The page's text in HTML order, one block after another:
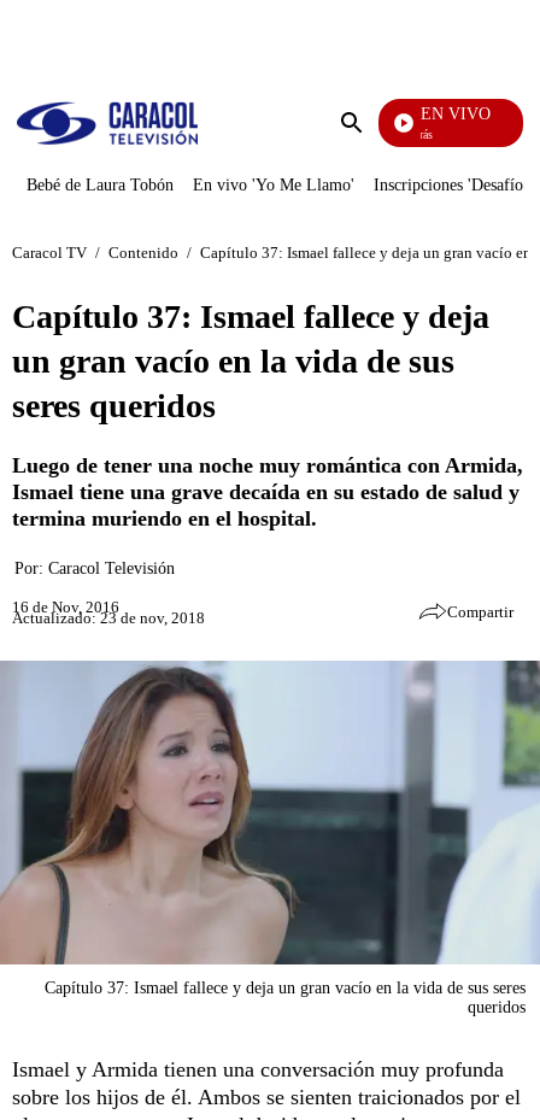
Enviar
EN VIVO
También Caerás
Bebé de Laura Tobón En vivo 'Yo Me Llamo' Inscripciones 'Desafío'
Caracol TV / Contenido / Capítulo 37: Ismael fallece y deja un gran vacío en
Capítulo 37: Ismael fallece y deja
un gran vacío en la vida de sus
seres queridos
Luego de tener una noche muy romántica con Armida,
Ismael tiene una grave decaída en su estado de salud y
termina muriendo en el hospital.
Por: Caracol Televisión
16 de Nov, 2016
Actualizado: 23 de nov, 2018 Compartir
Capítulo 37: Ismael fallece y deja un gran vacío en la vida de sus seres
queridos
Ismael y Armida tienen una conversación muy profunda
sobre los hijos de él. Ambos se sienten traicionados por el